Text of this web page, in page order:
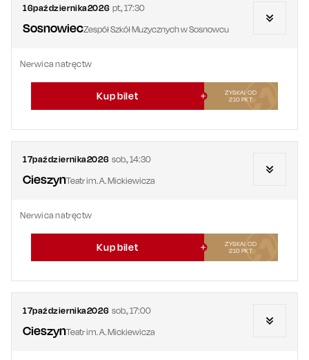
16października2026 pt.,17:30
SosnowiecZespół Szkół Muzycznych w Sosnowcu
Nerwica natręctw
Kup bilet
ZYSKAJ OD
210 PKT
17października2026 sob.,14:30
CieszynTeatr im. A. Mickiewicza
Nerwica natręctw
Kup bilet
ZYSKAJ OD
210 PKT
17października2026 sob.,17:00
CieszynTeatr im. A. Mickiewicza